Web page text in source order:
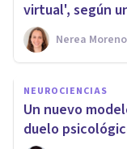
virtual', según
Nerea Moreno
NEUROCIENCIAS
Un nuevo
duelo
COGNICIÓN E
humanos
Anti-